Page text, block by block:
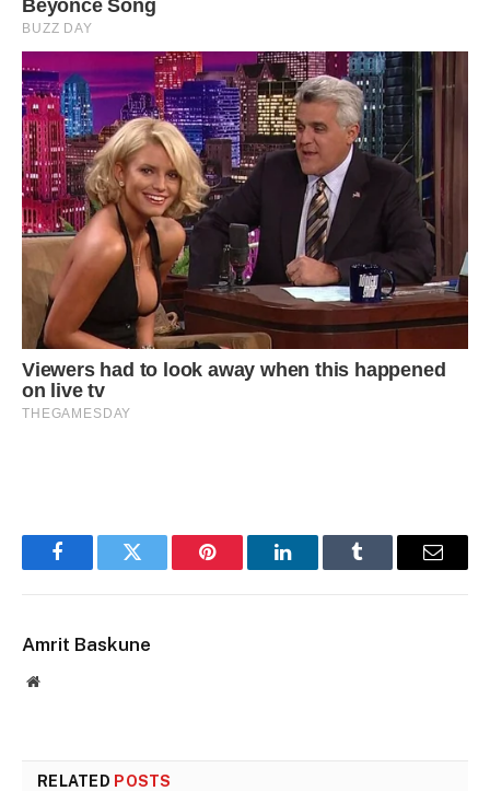
FacebookTwitter Pinterest LinkedInTumblr Email
Amrit Baskune
Website
RELATED POSTS